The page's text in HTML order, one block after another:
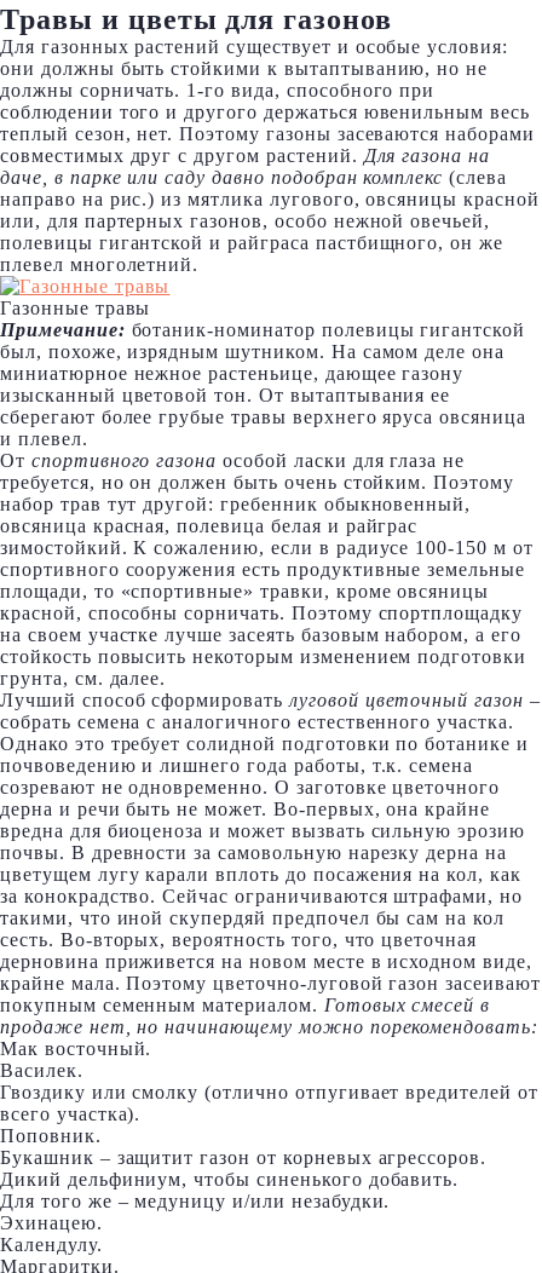
Травы и цветы для газонов
Для газонных растений существует и особые условия:
они должны быть стойкими к вытаптыванию, но не
должны сорничать. 1-го вида, способного при
соблюдении того и другого держаться ювенильным весь
теплый сезон, нет. Поэтому газоны засеваются наборами
совместимых друг с другом растений. Для газона на
даче, в парке или саду давно подобран комплекс (слева
направо на рис.) из мятлика лугового, овсяницы красной
или, для партерных газонов, особо нежной овечьей,
полевицы гигантской и райграса пастбищного, он же
плевел многолетний.
Газонные травы
Примечание: ботаник-номинатор полевицы гигантской
был, похоже, изрядным шутником. На самом деле она
миниатюрное нежное растеньице, дающее газону
изысканный цветовой тон. От вытаптывания ее
сберегают более грубые травы верхнего яруса овсяница
и плевел.
От спортивного газона особой ласки для глаза не
требуется, но он должен быть очень стойким. Поэтому
набор трав тут другой: гребенник обыкновенный,
овсяница красная, полевица белая и райграс
зимостойкий. К сожалению, если в радиусе 100-150 м от
спортивного сооружения есть продуктивные земельные
площади, то «спортивные» травки, кроме овсяницы
красной, способны сорничать. Поэтому спортплощадку
на своем участке лучше засеять базовым набором, а его
стойкость повысить некоторым изменением подготовки
грунта, см. далее.
Лучший способ сформировать луговой цветочный газон –
собрать семена с аналогичного естественного участка.
Однако это требует солидной подготовки по ботанике и
почвоведению и лишнего года работы, т.к. семена
созревают не одновременно. О заготовке цветочного
дерна и речи быть не может. Во-первых, она крайне
вредна для биоценоза и может вызвать сильную эрозию
почвы. В древности за самовольную нарезку дерна на
цветущем лугу карали вплоть до посажения на кол, как
за конокрадство. Сейчас ограничиваются штрафами, но
такими, что иной скупердяй предпочел бы сам на кол
сесть. Во-вторых, вероятность того, что цветочная
дерновина приживется на новом месте в исходном виде,
крайне мала. Поэтому цветочно-луговой газон засеивают
покупным семенным материалом. Готовых смесей в
продаже нет, но начинающему можно порекомендовать:
Мак восточный.
Василек.
Гвоздику или смолку (отлично отпугивает вредителей от
всего участка).
Поповник.
Букашник – защитит газон от корневых агрессоров.
Дикий дельфиниум, чтобы синенького добавить.
Для того же – медуницу и/или незабудки.
Эхинацею.
Календулу.
Маргаритки.